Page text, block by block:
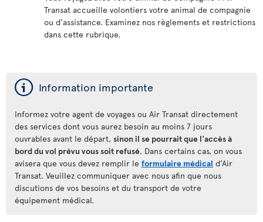
Transat accueille volontiers votre animal de compagnie
ou d’assistance. Examinez nos règlements et restrictions
dans cette rubrique.
ý Information importante
Informez votre agent de voyages ou Air Transat directement
des services dont vous aurez besoin au moins 7 jours
ouvrables avant le départ, sinon il se pourrait que l'accès à
bord du vol prévu vous soit refusé. Dans certains cas, on vous
avisera que vous devez remplir le formulaire médical d’Air
Transat. Veuillez communiquer avec nous afin que nous
discutions de vos besoins et du transport de votre
équipement médical.